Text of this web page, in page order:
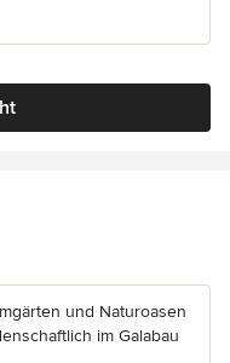
Sternen
und Naturoasen
im Galabau